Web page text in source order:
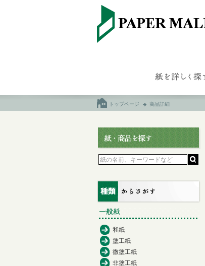
トップページ 商品詳細
和紙
塗工紙
微塗工紙
非塗工紙